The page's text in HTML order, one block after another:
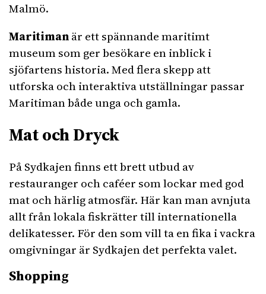
Malmö.
Maritimanär ett spännande maritimt
museum som ger besökare en inblick i
sjöfartens historia. Med flera skepp att
utforska och interaktiva utställningar passar
Maritiman både unga och gamla.
Mat och Dryck
På Sydkajen finns ett brett utbud av
restauranger och caféer som lockar med god
mat och härlig atmosfär. Här kan man avnjuta
allt från lokala fiskrätter till internationella
delikatesser. För den som vill ta en fika i vackra
omgivningar är Sydkajen det perfekta valet.
Shopping